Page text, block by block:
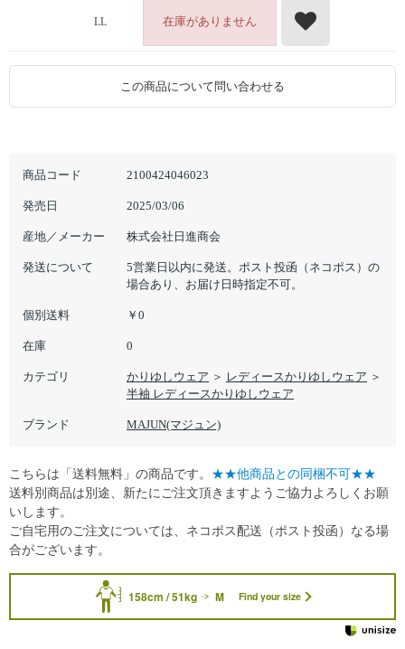
商品コード 2100424046023
発売日 2025/03/06
産地／メーカー 株式会社日進商会
発送について
5営業日以内に発送。ポスト投函（ネコポス）の
場合あり、お届け日時指定不可。
個別送料 ￥0
在庫 0
カテゴリ かりゆしウェア ＞ レディースかりゆしウェア ＞
半袖 レディースかりゆしウェア
ブランド MAJUN(マジュン)
LL 在庫がありません
この商品について問い合わせる
158cm / 51kg M Find your size
こちらは「送料無料」の商品です。 ★★他商品との同梱不可★★
送料別商品は別途、新たにご注文頂きますようご協力よろしくお願
いします。
ご自宅用のご注文については、ネコポス配送（ポスト投函）なる場
合がございます。